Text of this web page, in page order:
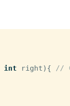
int right){ //